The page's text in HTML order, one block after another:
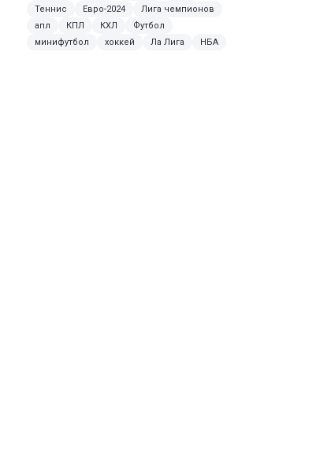
Теннис
Евро-2024
Лига чемпионов
апл
КПЛ КХЛ
Футбол
минифутбол
хоккей Ла Лига НБА